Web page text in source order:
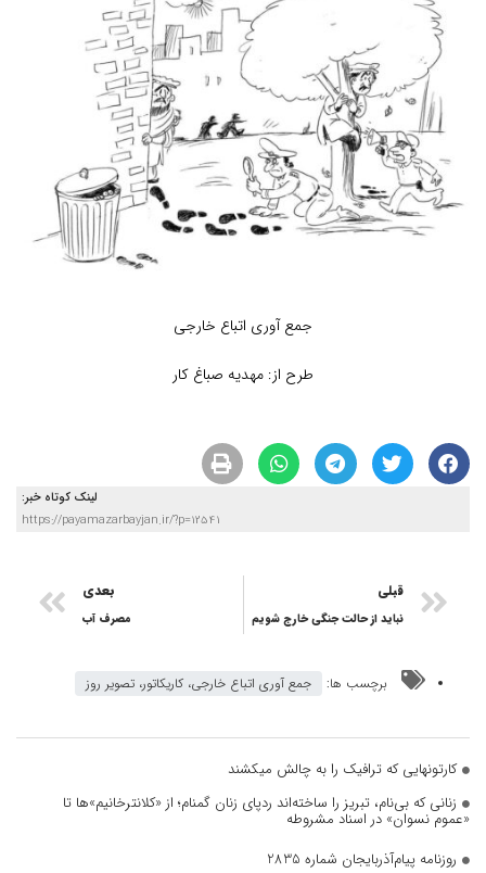
جمع آوری اتباع خارجی
طرح از: مهدیه صباغ کار
لینک کوتاه خبر:
https://payamazarbayjan.ir/?p=12541
قبلی
نباید از حالت جنگی خارج شویم
بعدی
مصرف آب
برچسب ها: جمع آوری اتباع خارجی، کاریکاتور، تصویر روز
کارتونهایی که ترافیک را به چالش میکشند
زنانی که بی‌نام، تبریز را ساخته‌اند ردپای زنان گمنام؛ از «کلانترخانیم»ها تا
«عموم نسوان» در اسناد مشروطه
روزنامه پیام‌آذربایجان شماره 2835